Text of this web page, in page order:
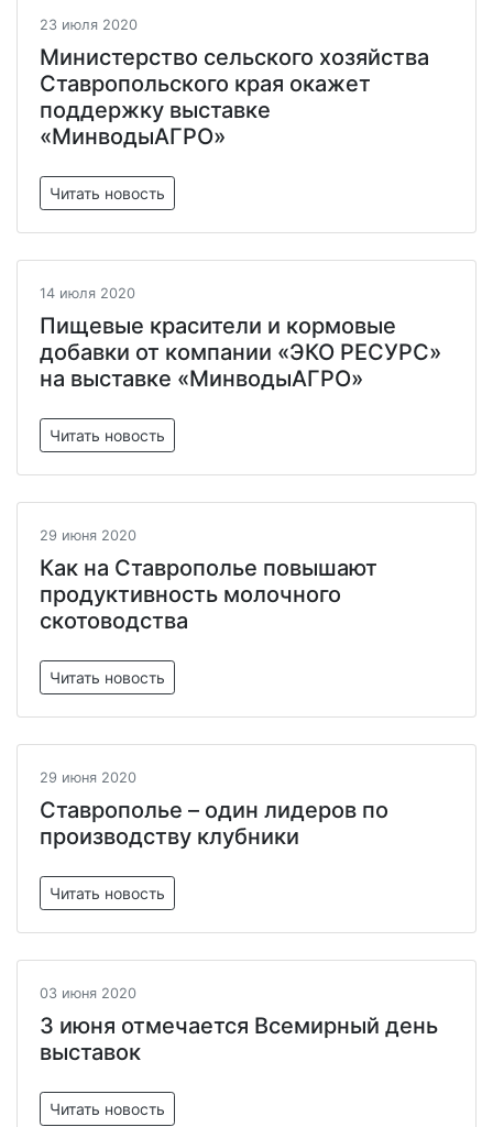
23 июля 2020
Министерство сельского хозяйства
Ставропольского края окажет
поддержку выставке
«МинводыАГРО»
Читать новость
14 июля 2020
Пищевые красители и кормовые
добавки от компании «ЭКО РЕСУРС»
на выставке «МинводыАГРО»
Читать новость
29 июня 2020
Как на Ставрополье повышают
продуктивность молочного
скотоводства
Читать новость
29 июня 2020
Ставрополье – один лидеров по
производству клубники
Читать новость
03 июня 2020
3 июня отмечается Всемирный день
выставок
Читать новость